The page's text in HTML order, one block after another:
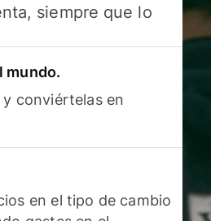
siempre que lo
mundo.
conviértelas en
en el tipo de cambio